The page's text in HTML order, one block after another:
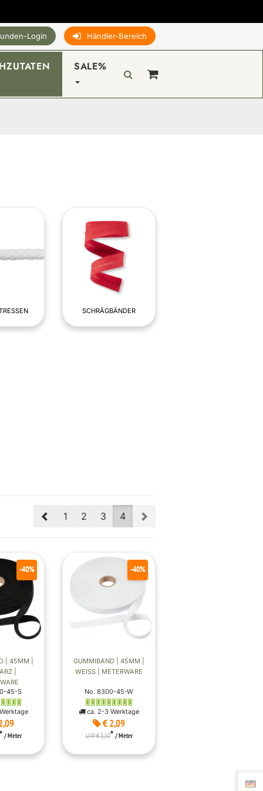
Login Händler-Bereich
SALE%
SCHRÄGBÄNDER
Prev
1 2 3 4
| 45MM |
|
45-S
-40%
/ Meter
GUMMIBAND | 45MM |
WEISS | METERWARE
No. 8300-45-W
ca. 2-3 Werktage
€ 2,09
-40%
UVP € 3,50* / Meter